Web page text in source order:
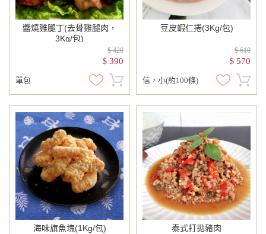
醬燒雞腿丁(去骨雞腿肉，
3Kg/包)
$ 420
$ 390
單包
豆皮蝦仁捲(3Kg/包)
$ 610
$ 570
信，小(約100條)
海味旗魚塊(1Kg/包) 泰式打拋豬肉